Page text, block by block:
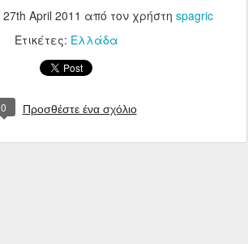
27th April 2011 από τον χρήστη spagric
Ετικέτες: Ελλάδα
0 Προσθέστε ένα σχόλιο